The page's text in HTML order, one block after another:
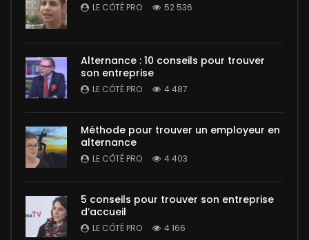
LE CÔTÉ PRO 52 536
Alternance : 10 conseils pour trouver
son entreprise
LE CÔTÉ PRO 4 487
Méthode pour trouver un employeur en
alternance
LE CÔTÉ PRO 4 403
5 conseils pour trouver son entreprise
d’accueil
LE CÔTÉ PRO 4 166